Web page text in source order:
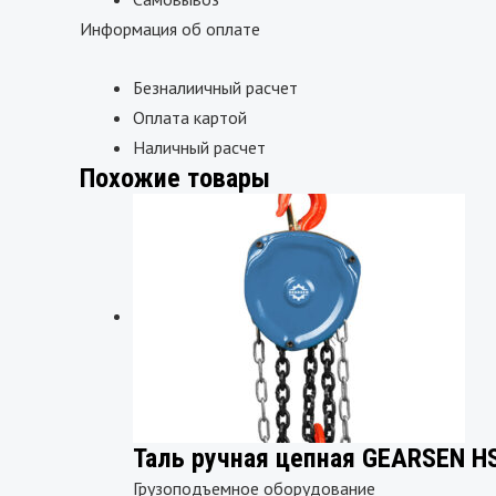
Информация об оплате
Безналиичный расчет
Оплата картой
Наличный расчет
Похожие товары
Таль ручная цепная GEARSEN
Грузоподъемное оборудование